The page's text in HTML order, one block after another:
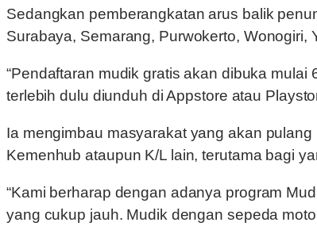
Sedangkan pemberangkatan arus balik
Surabaya, Semarang, Purwokerto, Wonogiri,
“Pendaftaran mudik gratis akan dibuka
terlebih dulu diunduh di Appstore atau
Ia mengimbau masyarakat yang akan
Kemenhub ataupun K/L lain, terutama bagi
“Kami berharap dengan adanya program
yang cukup jauh. Mudik dengan sepeda